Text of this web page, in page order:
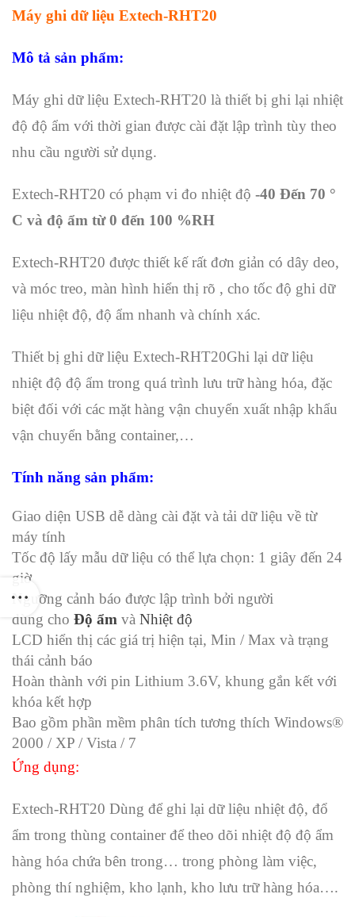
Máy ghi dữ liệu Extech-RHT20
Mô tả sản phẩm:
Máy ghi dữ liệu Extech-RHT20 là thiết bị ghi lại nhiệt
độ độ ẩm với thời gian được cài đặt lập trình tùy theo
nhu cầu người sử dụng.
Extech-RHT20 có phạm vi đo nhiệt độ -40 Đến 70 °
C và độ ẩm từ 0 đến 100 %RH
Extech-RHT20 được thiết kế rất đơn giản có dây deo,
và móc treo, màn hình hiển thị rõ , cho tốc độ ghi dữ
liệu nhiệt độ, độ ẩm nhanh và chính xác.
Thiết bị ghi dữ liệu Extech-RHT20Ghi lại dữ liệu
nhiệt độ độ ẩm trong quá trình lưu trữ hàng hóa, đặc
biệt đối với các mặt hàng vận chuyển xuất nhập khẩu
vận chuyển bằng container,…
Tính năng sản phẩm:
Giao diện USB dễ dàng cài đặt và tải dữ liệu về từ
máy tính
Tốc độ lấy mẫu dữ liệu có thể lựa chọn: 1 giây đến 24
giờ
Ngưỡng cảnh báo được lập trình bởi người
dùng cho Độ ẩm và Nhiệt độ
LCD hiển thị các giá trị hiện tại, Min / Max và trạng
thái cảnh báo
Hoàn thành với pin Lithium 3.6V, khung gắn kết với
khóa kết hợp
Bao gồm phần mềm phân tích tương thích Windows®
2000 / XP / Vista / 7
Ứng dụng:
Extech-RHT20 Dùng để ghi lại dữ liệu nhiệt độ, đổ
ẩm trong thùng container để theo dõi nhiệt độ độ ẩm
hàng hóa chứa bên trong… trong phòng làm việc,
phòng thí nghiệm, kho lạnh, kho lưu trữ hàng hóa….